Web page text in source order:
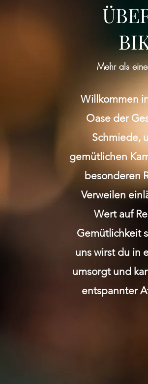
Mehr als
Willkommen
Oase der
Schmiede,
gemütlichen
besonderen
Verweilen
Wert auf
Gemütlichkeit
uns wirst du in
umsorgt und
entspannter